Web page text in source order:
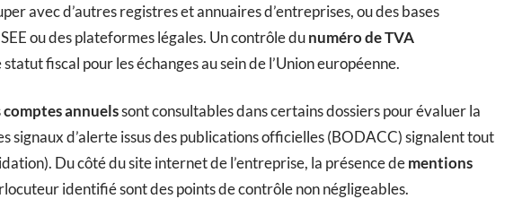
avec d’autres registres et annuaires d’entreprises, ou des bases
ou des plateformes légales. Un contrôle dunuméro de TVA
fiscal pour les échanges au sein de l’Union européenne.
comptes annuelssont consultables dans certains dossiers pour évaluer la
signaux d’alerte issus des publications officielles (BODACC) signalent tout
Du côté du site internet de l’entreprise, la présence dementions
identifié sont des points de contrôle non négligeables.